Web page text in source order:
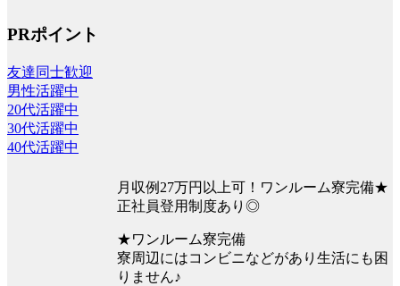
PRポイント
友達同士歓迎
男性活躍中
20代活躍中
30代活躍中
40代活躍中
月収例27万円以上可！ワンルーム寮完備★
正社員登用制度あり◎
★ワンルーム寮完備
寮周辺にはコンビニなどがあり生活にも困
りません♪